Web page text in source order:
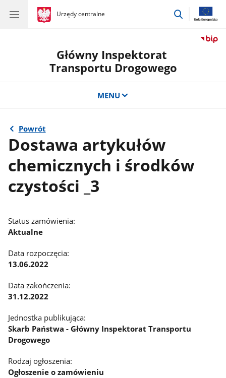
gov.pl
Urzędy centralne
gov.pl
Urzędy
przejdź
Główny Inspektorat
Transportu Drogowego
MENU
Powrót
Dostawa artykułów
chemicznych i środków
czystości _3
Status zamówienia:
Aktualne
Data rozpoczęcia:
13.06.2022
Data zakończenia:
31.12.2022
Jednostka publikująca:
Skarb Państwa - Główny Inspektorat Transportu
Drogowego
Rodzaj ogłoszenia:
Ogłoszenie o zamówieniu